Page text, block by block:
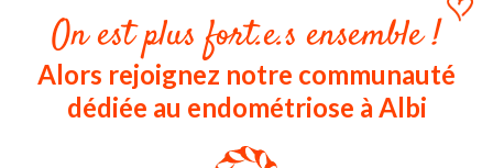
On est plus fort.e.s ensemble !
Alors rejoignez notre communauté
dédiée au endométriose à Albi